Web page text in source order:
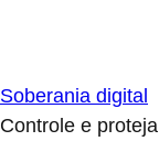
Soberania digital
Controle e